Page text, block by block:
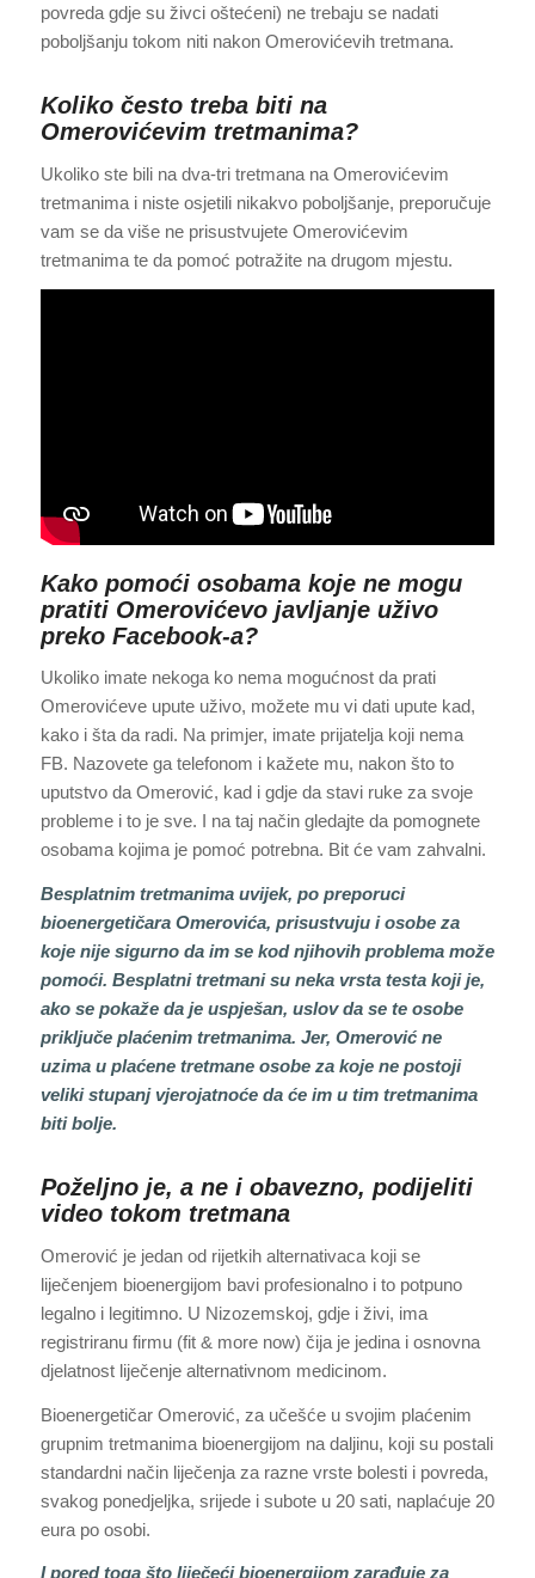
povreda gdje su živci oštećeni) ne trebaju se nadati
poboljšanju tokom niti nakon Omerovićevih tretmana.
Koliko često treba biti na
Omerovićevim tretmanima?
Ukoliko ste bili na dva-tri tretmana na Omerovićevim
tretmanima i niste osjetili nikakvo poboljšanje, preporučuje
vam se da više ne prisustvujete Omerovićevim
tretmanima te da pomoć potražite na drugom mjestu.
Kako pomoći osobama koje ne mogu
pratiti Omerovićevo javljanje uživo
preko Facebook-a?
Ukoliko imate nekoga ko nema mogućnost da prati
Omerovićeve upute uživo, možete mu vi dati upute kad,
kako i šta da radi. Na primjer, imate prijatelja koji nema
FB. Nazovete ga telefonom i kažete mu, nakon što to
uputstvo da Omerović, kad i gdje da stavi ruke za svoje
probleme i to je sve. I na taj način gledajte da pomognete
osobama kojima je pomoć potrebna. Bit će vam zahvalni.
Besplatnim tretmanima uvijek, po preporuci
bioenergetičara Omerovića, prisustvuju i osobe za
koje nije sigurno da im se kod njihovih problema može
pomoći. Besplatni tretmani su neka vrsta testa koji je,
ako se pokaže da je uspješan, uslov da se te osobe
priključe plaćenim tretmanima. Jer, Omerović ne
uzima u plaćene tretmane osobe za koje ne postoji
veliki stupanj vjerojatnoće da će im u tim tretmanima
biti bolje.
Poželjno je, a ne i obavezno, podijeliti
video tokom tretmana
Omerović je jedan od rijetkih alternativaca koji se
liječenjem bioenergijom bavi profesionalno i to potpuno
legalno i legitimno. U Nizozemskoj, gdje i živi, ima
registriranu firmu (fit & more now) čija je jedina i osnovna
djelatnost liječenje alternativnom medicinom.
Bioenergetičar Omerović, za učešće u svojim plaćenim
grupnim tretmanima bioenergijom na daljinu, koji su postali
standardni način liječenja za razne vrste bolesti i povreda,
svakog ponedjeljka, srijede i subote u 20 sati, naplaćuje 20
eura po osobi.
I pored toga što liječeći bioenergijom zarađuje za